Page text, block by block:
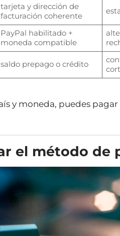
tarjeta y dirección de
facturación coherente
PayPal habilitado +
moneda compatible
saldo prepago o crédito
y moneda, puedes pagar
el método de